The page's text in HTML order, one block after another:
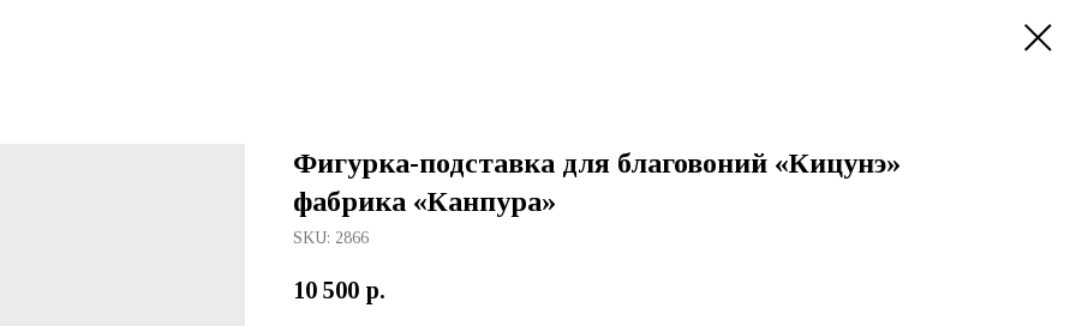
Фигурка-подставка для благовоний «Кицунэ»
фабрика «Канпура»
SKU: 2866
10 500 р.